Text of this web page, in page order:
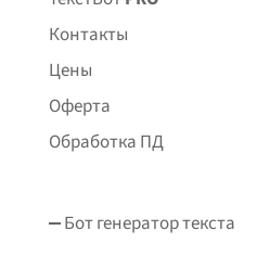
Контакты
Цены
Оферта
Обработка ПД
Бот генератор текста